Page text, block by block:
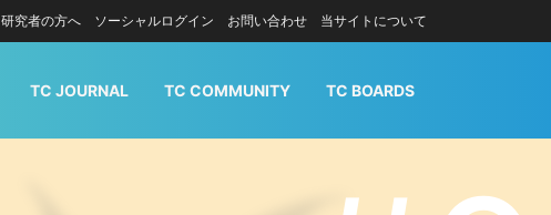
研究者の方へ ソーシャルログイン お問い合わせ 当サイトについて
TC JOURNAL TC COMMUNITY TC BOARDS